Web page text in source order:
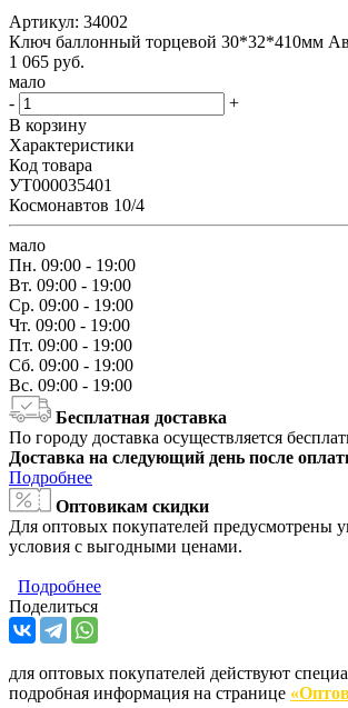
Артикул: 34002
Ключ баллонный торцевой 30*32*410мм
1 065 руб.
мало
-
+
В корзину
Характеристики
Код товара
УТ000035401
Космонавтов 10/4
мало
Пн. 09:00 - 19:00
Вт. 09:00 - 19:00
Ср. 09:00 - 19:00
Чт. 09:00 - 19:00
Пт. 09:00 - 19:00
Сб. 09:00 - 19:00
Вс. 09:00 - 19:00
Бесплатная доставка
По городу доставка осуществляется
Доставка на следующий день после
Подробнее
Оптовикам скидки
Для оптовых покупателей предусмотрены
условия с выгодными ценами.
Подробнее
Поделиться
для оптовых покупателей действуют
подробная информация на странице